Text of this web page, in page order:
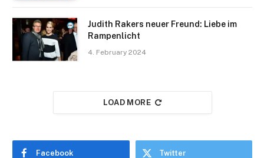
Judith Rakers neuer Freund: Liebe im
Rampenlicht
4. February 2024
LOAD MORE
Facebook Twitter